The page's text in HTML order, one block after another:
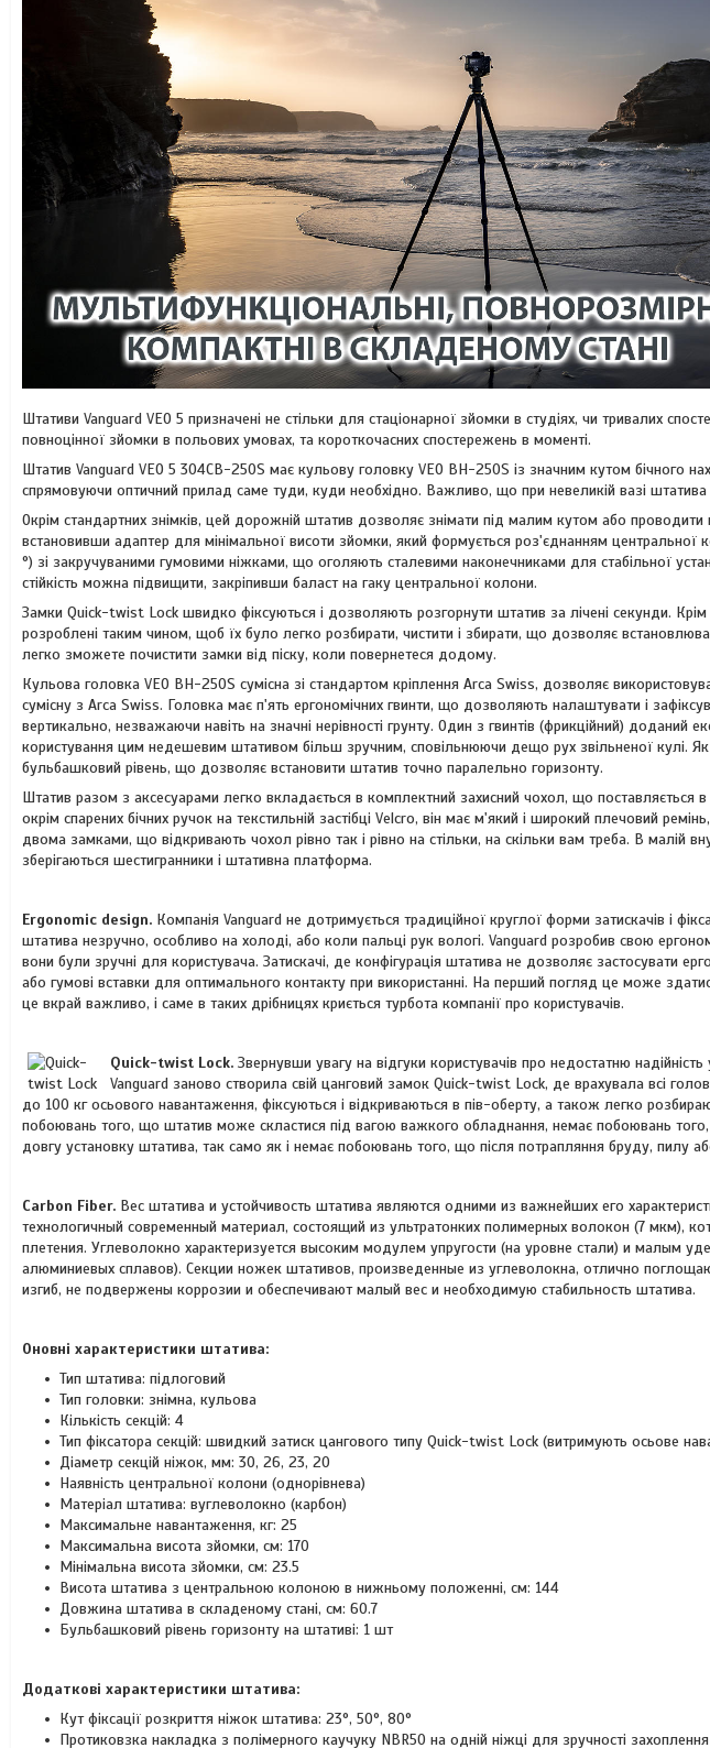
Штативи Vanguard VEO 5 призначені не стільки для стаціонарної зйомки в студіях, чи тривалих
повноцінної зйомки в польових умовах, та короткочасних спостережень в моменті.
Штатив Vanguard VEO 5 304CB-250S має кульову головку VEO BH-250S із значним кутом бічного
спрямовуючи оптичний прилад саме туди, куди необхідно. Важливо, що при невеликій вазі
Окрім стандартних знімків, цей дорожній штатив дозволяє знімати під малим кутом або
встановивши адаптер для мінімальної висоти зйомки, який формується роз'єднанням центральної
°) зі закручуваними гумовими ніжками, що оголяють сталевими наконечниками для стабільної
стійкість можна підвищити, закріпивши баласт на гаку центральної колони.
Замки Quick-twist Lock швидко фіксуються і дозволяють розгорнути штатив за лічені секунди. Крім
розроблені таким чином, щоб їх було легко розбирати, чистити і збирати, що дозволяє
легко зможете почистити замки від піску, коли повернетеся додому.
Кульова головка VEO BH-250S сумісна зі стандартом кріплення Arca Swiss, дозволяє
сумісну з Arca Swiss. Головка має п'ять ергономічних гвинти, що дозволяють налаштувати і
вертикально, незважаючи навіть на значні нерівності грунту. Один з гвинтів (фрикційний) доданий
користування цим недешевим штативом більш зручним, сповільнюючи дещо рух звільненої кулі. Як
бульбашковий рівень, що дозволяє встановити штатив точно паралельно горизонту.
Штатив разом з аксесуарами легко вкладається в комплектний захисний чохол, що поставляється
окрім спарених бічних ручок на текстильній застібці Velcro, він має м'який і широкий плечовий
двома замками, що відкривають чохол рівно так і рівно на стільки, на скільки вам треба. В малій
зберігаються шестигранники і штативна платформа.
Ergonomic design. Компанія Vanguard не дотримується традиційної круглої форми затискачів і
штатива незручно, особливо на холоді, або коли пальці рук вологі. Vanguard розробив свою
вони були зручні для користувача. Затискачі, де конфігурація штатива не дозволяє застосувати
або гумові вставки для оптимального контакту при використанні. На перший погляд це може
це вкрай важливо, і саме в таких дрібницях криється турбота компанії про користувачів.
Quick-twist Lock. Звернувши увагу на відгуки користувачів про недостатню
Vanguard заново створила свій цанговий замок Quick-twist Lock, де врахувала всі
до 100 кг осьового навантаження, фіксуються і відкриваються в пів-оберту, а також легко
побоювань того, що штатив може скластися під вагою важкого обладнання, немає побоювань
довгу установку штатива, так само як і немає побоювань того, що після потрапляння бруду, пилу
Carbon Fiber. Вес штатива и устойчивость штатива являются одними из важнейших его
технологичный современный материал, состоящий из ультратонких полимерных волокон (7 мкм),
плетения. Углеволокно характеризуется высоким модулем упругости (на уровне стали) и малым
алюминиевых сплавов). Секции ножек штативов, произведенные из углеволокна, отлично
изгиб, не подвержены коррозии и обеспечивают малый вес и необходимую стабильность штатива.
Оновні характеристики штатива:
Тип штатива: підлоговий
Тип головки: знімна, кульова
Кількість секцій: 4
Тип фіксатора секцій: швидкий затиск цангового типу Quick-twist Lock (витримують осьове
Діаметр секцій ніжок, мм: 30, 26, 23, 20
Наявність центральної колони (однорівнева)
Матеріал штатива: вуглеволокно (карбон)
Максимальне навантаження, кг: 25
Максимальна висота зйомки, см: 170
Мінімальна висота зйомки, см: 23.5
Висота штатива з центральною колоною в нижньому положенні, см: 144
Довжина штатива в складеному стані, см: 60.7
Бульбашковий рівень горизонту на штативі: 1 шт
Додаткові характеристики штатива:
Кут фіксації розкриття ніжок штатива: 23°, 50°, 80°
Протиковзка накладка з полімерного каучуку NBR50 на одній ніжці для зручності